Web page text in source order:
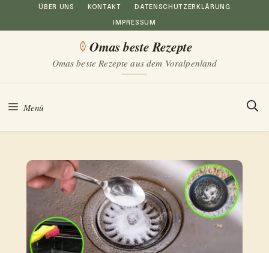
Inhalt
ÜBER UNS KONTAKT DATENSCHUTZERKLÄRUNG
IMPRESSUM
Omas beste Rezepte
Omas beste Rezepte aus dem Voralpenland
Menü